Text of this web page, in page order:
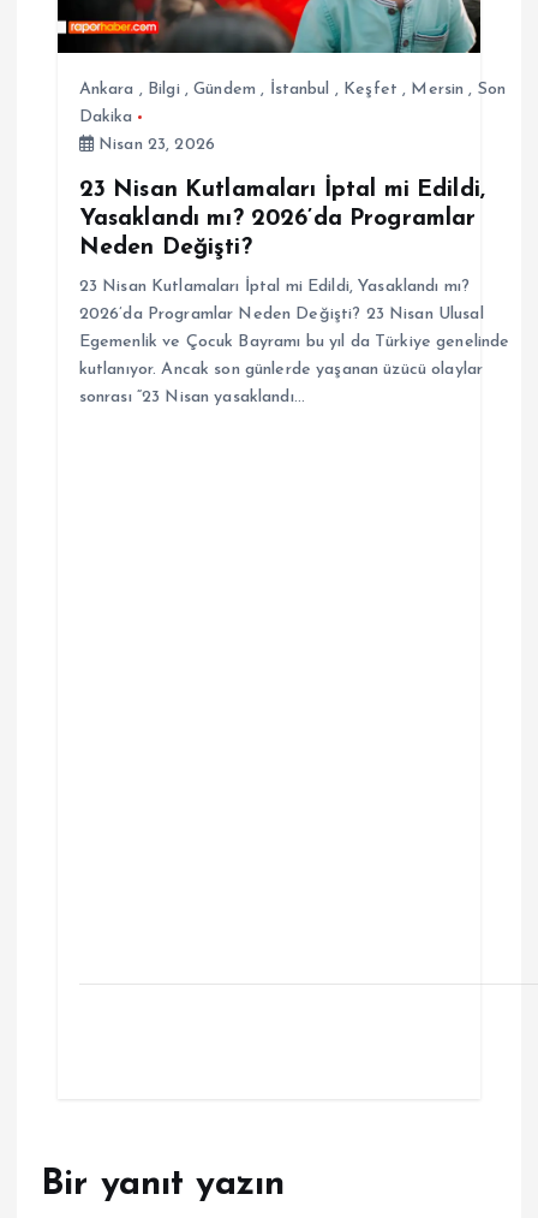
Ankara , Bilgi ,Gündem , İstanbul , Keşfet , Mersin , Son
Dakika
Nisan 23, 2026
23 Nisan Kutlamaları İptal mi Edildi,
Yasaklandı mı? 2026’da Programlar
Neden Değişti?
23 Nisan Kutlamaları İptal mi Edildi, Yasaklandı mı?
2026’da Programlar Neden Değişti? 23 Nisan Ulusal
Egemenlik ve Çocuk Bayramı bu yıl da Türkiye genelinde
kutlanıyor. Ancak son günlerde yaşanan üzücü olaylar
sonrası “23 Nisan yasaklandı…
Bir yanıt yazın